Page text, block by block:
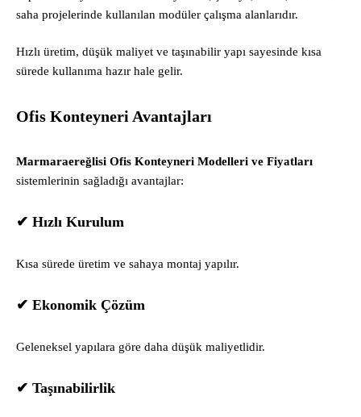
saha projelerinde kullanılan modüler çalışma alanlarıdır.
Hızlı üretim, düşük maliyet ve taşınabilir yapı sayesinde kısa
sürede kullanıma hazır hale gelir.
Ofis Konteyneri Avantajları
Marmaraereğlisi Ofis Konteyneri Modelleri ve Fiyatları
sistemlerinin sağladığı avantajlar:
✔ Hızlı Kurulum
Kısa sürede üretim ve sahaya montaj yapılır.
✔ Ekonomik Çözüm
Geleneksel yapılara göre daha düşük maliyetlidir.
✔ Taşınabilirlik